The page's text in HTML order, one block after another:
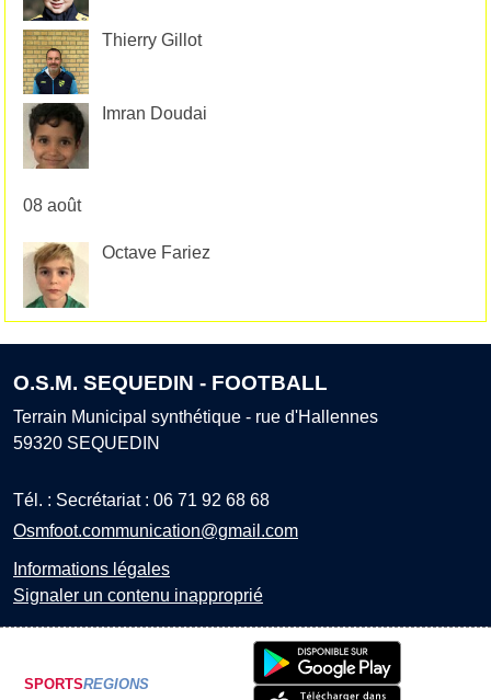
Thierry Gillot
Imran Doudai
08 août
Octave Fariez
O.S.M. SEQUEDIN - FOOTBALL
Terrain Municipal synthétique - rue d'Hallennes
59320 SEQUEDIN
Tél. : Secrétariat : 06 71 92 68 68
Osmfoot.communication@gmail.com
Informations légales
Signaler un contenu inapproprié
SPORTSREGIONS